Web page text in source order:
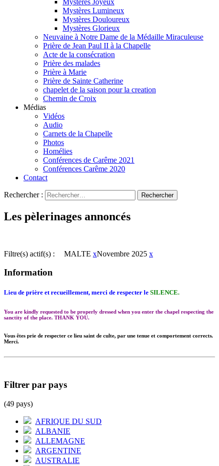
Mystères Lumineux
Mystères Douloureux
Mystères Glorieux
Neuvaine à Notre Dame de la Médaille Miraculeuse
Prière de Jean Paul II à la Chapelle
Acte de la consécration
Prière des malades
Prière à Marie
Prière de Sainte Catherine
chapelet de la saison pour la creation
Chemin de Croix
Médias
Vidéos
Audio
Carnets de la Chapelle
Photos
Homélies
Conférences de Carême 2021
Conférences Carême 2020
Contact
Rechercher :
Les pèlerinages annoncés
Filtre(s) actif(s) : MALTE xNovembre 2025 x
Information
Lieu de prière et recueillement, merci de respecter le SILENCE.
You are kindly requested to be properly dressed when you enter the chapel respecting the
sanctity of the place. THANK YOU.
Vous êtes prie de respecter ce lieu saint de culte, par une tenue et comportement corrects.
Merci.
Filtrer par pays
(49 pays)
AFRIQUE DU SUD
ALBANIE
ALLEMAGNE
ARGENTINE
AUSTRALIE